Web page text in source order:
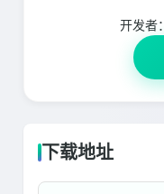
开发者：
下载地址